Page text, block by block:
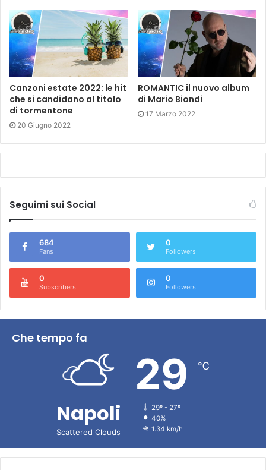
Il volume nella testa
È qui dentro la mia festa, baby
Uno, due, tre, alza
Il volume nella testa
È qui dentro la mia festa, baby
Baby
Tags Bagno a Mezzanotte elodie novità musicale
Canzoni estate 2022: le hit
che si candidano al titolo
di tormentone
20 Giugno 2022
ROMANTIC il nuovo album
di Mario Biondi
17 Marzo 2022
Seguimi sui Social
684
Fans
0
Followers
0
Subscribers
0
Followers
Che tempo fa
Napoli
Scattered Clouds
29 ℃
29º - 27º
40%
1.34 km/h